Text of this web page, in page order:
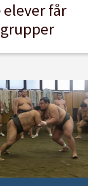
elever får